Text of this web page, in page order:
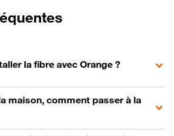
la fibre avec Orange ?
maison, comment passer à la